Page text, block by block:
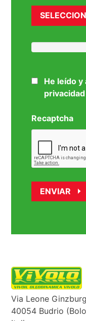
He leído y
privacidad
Recaptcha
Via Leone
40054 Budrio